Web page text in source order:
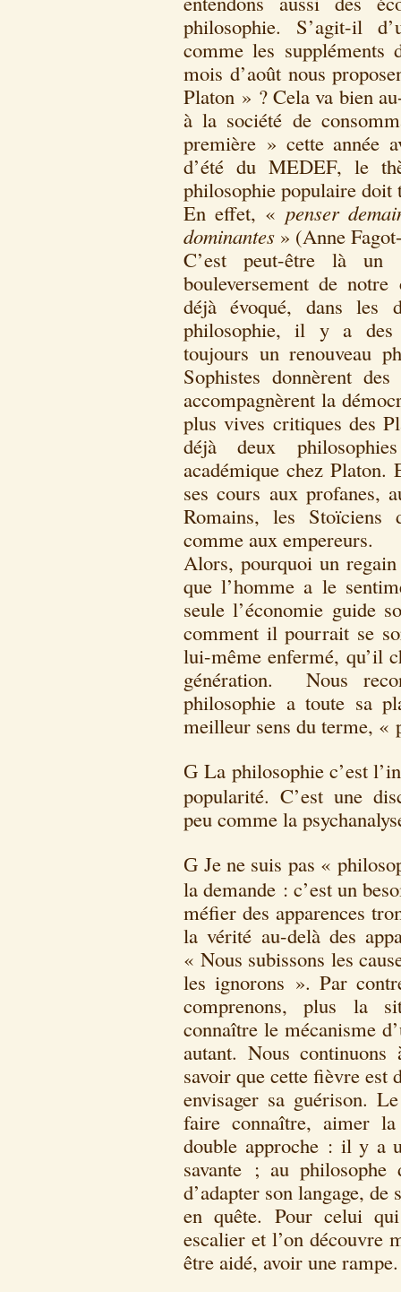
philosophie. S’agit-il
comme les suppléments
mois d’août nous
Platon » ? Cela va bien
à la société de
première » cette année
d’été du MEDEF, le
philosophie populaire doit
En effet, « penser
dominantes » (Anne
C’est peut-être là
bouleversement de
déjà évoqué, dans les
philosophie, il y a des
toujours un renouveau
Sophistes donnèrent
accompagnèrent la
plus vives critiques des
déjà deux
académique chez
ses cours aux profanes,
Romains, les Stoïciens
comme aux empereurs.
Alors, pourquoi un
que l’homme a le
seule l’économie guide
comment il pourrait se
lui-même enfermé, qu’il
génération. Nous
philosophie a toute sa
meilleur sens du terme, «
GLa philosophie c’est
popularité. C’est une
peu comme la
GJe ne suis pas «
la demande : c’est un
méfier des apparences
la vérité au-delà des
« Nous subissons les
les ignorons ». Par
comprenons, plus la
connaître le mécanisme
autant. Nous
savoir que cette fièvre est
envisager sa guérison.
faire connaître, aimer
double approche : il y a
savante ; au
d’adapter son langage,
en quête. Pour celui
escalier et l’on découvre
être aidé, avoir une rampe.